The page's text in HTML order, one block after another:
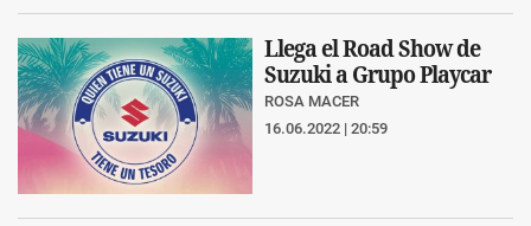
Llega el Road Show de
Suzuki a Grupo Playcar
ROSA MACER
16.06.2022 | 20:59